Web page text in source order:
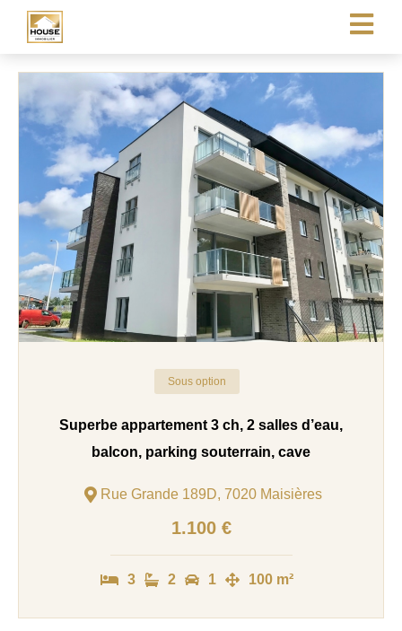
Sous option
Superbe appartement 3 ch, 2 salles d’eau,
balcon, parking souterrain, cave
Rue Grande 189D, 7020 Maisières
1.100 €
3 2 1 100 m²